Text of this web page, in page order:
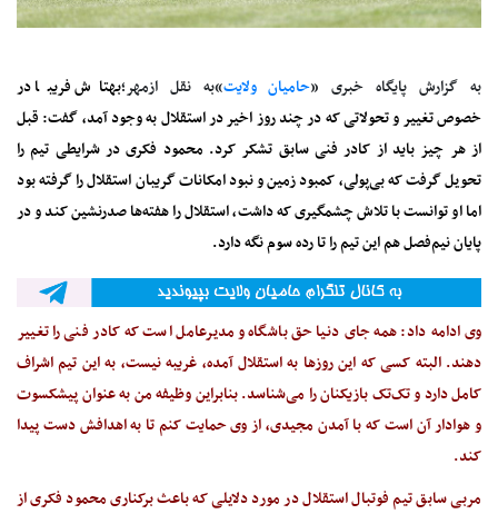
به گزارش پایگاه خبری «حامیان ولایت»به نقل ازمهر؛بهتاش فریبا در
خصوص تغییر و تحولاتی که در چند روز اخیر در استقلال به وجود آمد، گفت: قبل
از هر چیز باید از کادر فنی سابق تشکر کرد. محمود فکری در شرایطی تیم را
تحویل گرفت که بی‌پولی، کمبود زمین و نبود امکانات گریبان استقلال را گرفته بود
اما او توانست با تلاش چشمگیری که داشت، استقلال را هفته‌ها صدرنشین کند و در
پایان نیم‌فصل هم این تیم را تا رده سوم نگه دارد.
وی ادامه داد: همه جای دنیا حق باشگاه و مدیرعامل است که کادر فنی را تغییر
دهند. البته کسی که این روزها به استقلال آمده، غریبه نیست، به این تیم اشراف
کامل دارد و تک‌تک بازیکنان را می‌شناسد. بنابراین وظیفه من به عنوان پیشکسوت
و هوادار آن است که با آمدن مجیدی، از وی حمایت کنم تا به اهدافش دست پیدا
کند.
مربی سابق تیم فوتبال استقلال در مورد دلایلی که باعث برکناری محمود فکری از